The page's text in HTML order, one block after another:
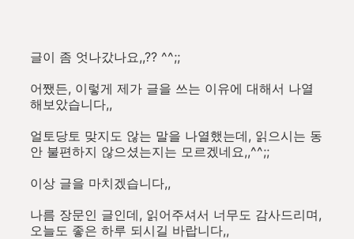
글이 좀 엇나갔나요,,?? ^^;;
어쨌든, 이렇게 제가 글을 쓰는 이유에 대해서 나열
해보았습니다,,
얼토당토 맞지도 않는 말을 나열했는데, 읽으시는 동
안 불편하지 않으셨는지는 모르겠네요,,^^;;
이상 글을 마치겠습니다,,
나름 장문인 글인데, 읽어주셔서 너무도 감사드리며,
오늘도 좋은 하루 되시길 바랍니다,,